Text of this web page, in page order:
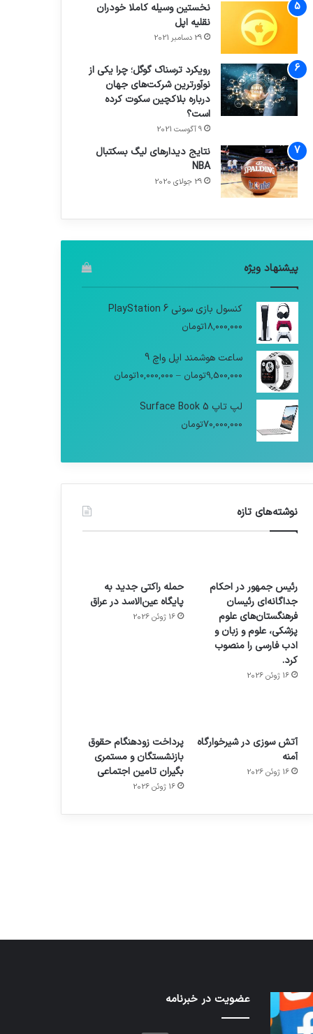
نخستین وسیله کاملا خودران
نقلیه اپل
29 دسامبر 2021
رویکرد ترسناک گوگل؛ چرا یکی از
نوآورترین شرکت‌های جهان
درباره بلاکچین سکوت کرده
است؟
9 آگوست 2021
نتایج دیدار‌های لیگ بسکتبال
NBA
29 جولای 2020
پیشنهاد ویژه
کنسول بازی سونی PlayStation 6
18,000,000تومان
ساعت هوشمند اپل واچ 9
9,500,000تومان –
10,000,000تومان
لپ تاپ Surface Book 5
70,000,000تومان
نوشته‌های تازه
رئیس جمهور در احکام
جداگانه‌ای رئیسان
فرهنگستان‌های علوم
پزشکی، علوم و زبان و
ادب فارسی را منصوب
کرد.
16 ژوئن 2026
حمله راکتی جدید به
پایگاه عین‌الاسد در عراق
16 ژوئن 2026
آتش سوزی در شیرخوارگاه
آمنه
16 ژوئن 2026
پرداخت زودهنگام حقوق
بازنشستگان و مستمری
بگیران تامین اجتماعی
16 ژوئن 2026
نخستین
کاملا
عضویت در خبرنامه